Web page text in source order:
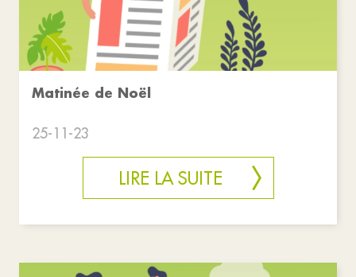
Matinée de Noël
25-11-23
LIRE LA SUITE